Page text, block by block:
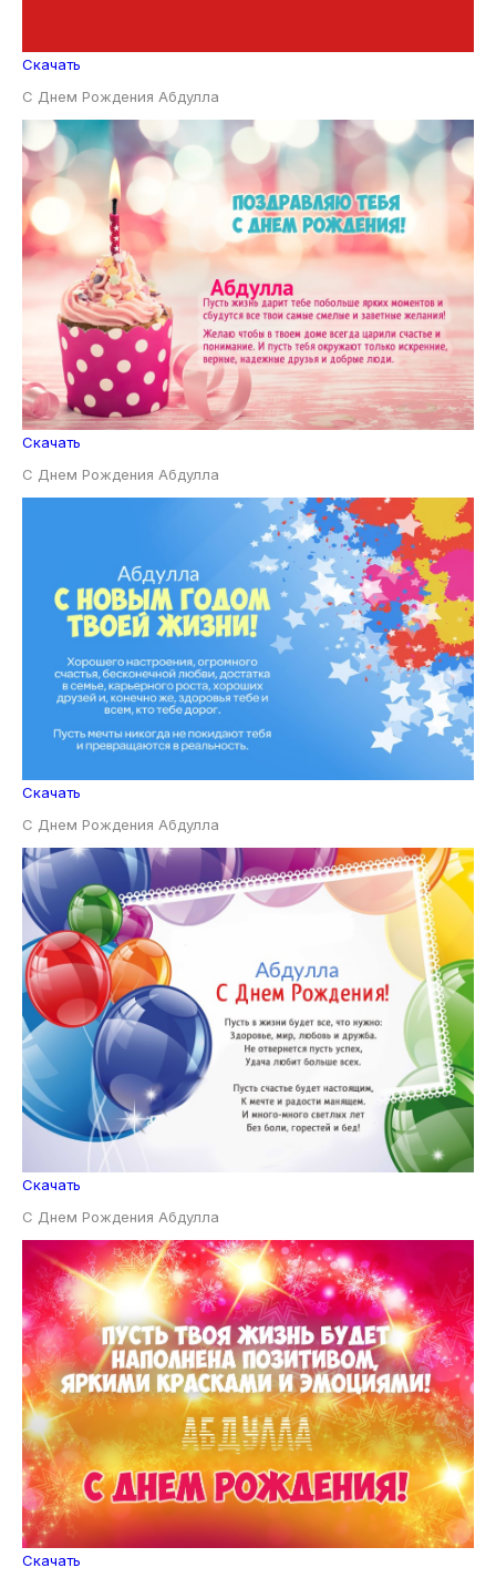
Скачать
С Днем Рождения Абдулла
Скачать
С Днем Рождения Абдулла
Скачать
С Днем Рождения Абдулла
Скачать
С Днем Рождения Абдулла
Скачать